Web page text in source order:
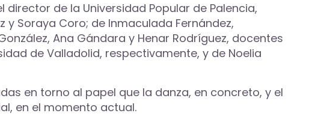
de la Universidad Popular de Palencia,
y Soraya Coro; de Inmaculada Fernández,
Ana Gándara y Henar Rodríguez, docentes
de Valladolid, respectivamente, y de Noelia
en torno al papel que la danza, en concreto, y el
en el momento actual.